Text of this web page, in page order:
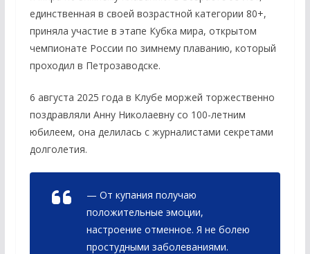
единственная в своей возрастной категории 80+,
приняла участие в этапе Кубка мира, открытом
чемпионате России по зимнему плаванию, который
проходил в Петрозаводске.
6 августа 2025 года в Клубе моржей торжественно
поздравляли Анну Николаевну со 100-летним
юбилеем, она делилась с журналистами секретами
долголетия.
— От купания получаю
положительные эмоции,
настроение отменное. Я не болею
простудными заболеваниями.